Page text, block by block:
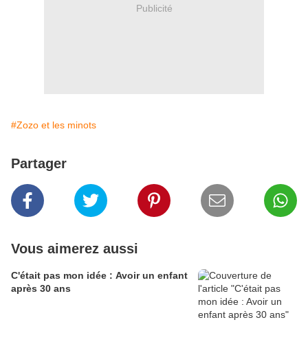
Publicité
#Zozo et les minots
Partager
Vous aimerez aussi
C'était pas mon idée : Avoir un enfant
après 30 ans